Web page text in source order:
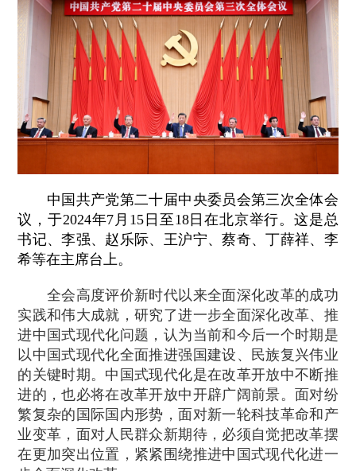
中国共产党第二十届中央委员会第三次全体会
议，于2024年7月15日至18日在北京举行。这是总
书记、李强、赵乐际、王沪宁、蔡奇、丁薛祥、李
希等在主席台上。
全会高度评价新时代以来全面深化改革的成功
实践和伟大成就，研究了进一步全面深化改革、推
进中国式现代化问题，认为当前和今后一个时期是
以中国式现代化全面推进强国建设、民族复兴伟业
的关键时期。中国式现代化是在改革开放中不断推
进的，也必将在改革开放中开辟广阔前景。面对纷
繁复杂的国际国内形势，面对新一轮科技革命和产
业变革，面对人民群众新期待，必须自觉把改革摆
在更加突出位置，紧紧围绕推进中国式现代化进一